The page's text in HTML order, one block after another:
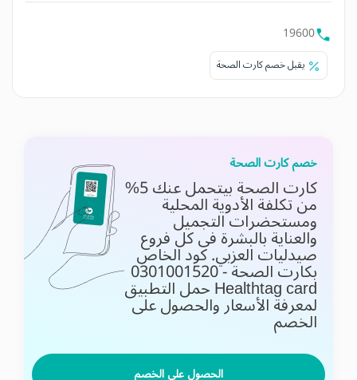
19600
يقبل خصم كارت الصحة
خصم كارت الصحة
كارت الصحة بيتحمل عنك 5% من تكلفة الأدوية المحلية
ومستحضرات التجميل
والعناية بالبشرة فى كل فروع
صيدليات العزبي. كود الخاص
بكارت الصحة - 0301001520Healthtag cardحمل التطبيق
لمعرفة الأسعار والحصول على
الخصم
الحصول على الخصم